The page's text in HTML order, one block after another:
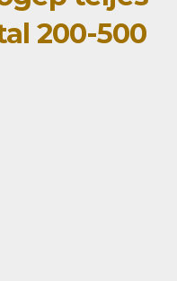
200-500